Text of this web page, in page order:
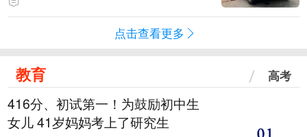
点击查看更多
教育 高考
416分、初试第一！为鼓励初中生
女儿 41岁妈妈考上了研究生